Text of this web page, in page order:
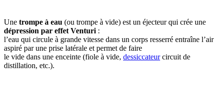
Une trompe à eau (ou trompe à vide) est un éjecteur qui crée une
dépression par effet Venturi :
l’eau qui circule à grande vitesse dans un corps resserré entraîne l’air
aspiré par une prise latérale et permet de faire
le vide dans une enceinte (fiole à vide, dessiccateurcircuit de
distillation, etc.).